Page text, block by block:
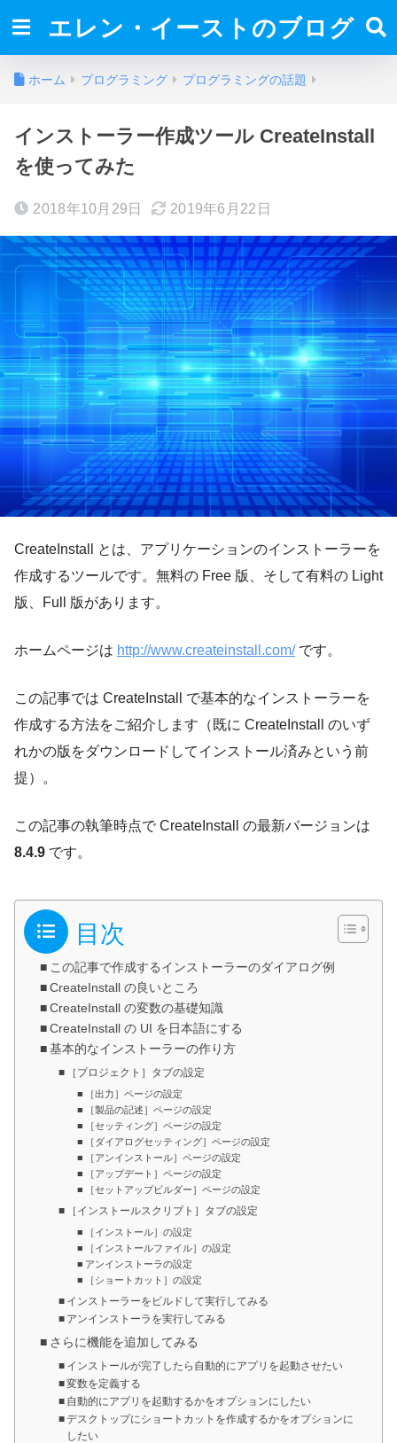
エレン・イーストのブログ
ホーム プログラミング プログラミングの話題
インストーラー作成ツール CreateInstall
を使ってみた
2018年10月29日 2019年6月22日
CreateInstall とは、アプリケーションのインストーラーを
作成するツールです。無料の Free 版、そして有料の Light
版、Full 版があります。
ホームページは http://www.createinstall.com/です。
この記事では CreateInstall で基本的なインストーラーを
作成する方法をご紹介します（既に CreateInstall のいず
れかの版をダウンロードしてインストール済みという前
提）。
この記事の執筆時点で CreateInstall の最新バージョンは
8.4.9 です。
目次
この記事で作成するインストーラーのダイアログ例
CreateInstall の良いところ
CreateInstall の変数の基礎知識
CreateInstall の UI を日本語にする
基本的なインストーラーの作り方
［プロジェクト］タブの設定
［出力］ページの設定
［製品の記述］ページの設定
［セッティング］ページの設定
［ダイアログセッティング］ページの設定
［アンインストール］ページの設定
［アップデート］ページの設定
［セットアップビルダー］ページの設定
［インストールスクリプト］タブの設定
［インストール］の設定
［インストールファイル］の設定
アンインストーラの設定
［ショートカット］の設定
インストーラーをビルドして実行してみる
アンインストーラを実行してみる
さらに機能を追加してみる
インストールが完了したら自動的にアプリを起動させたい
変数を定義する
自動的にアプリを起動するかをオプションにしたい
デスクトップにショートカットを作成するかをオプションに
したい